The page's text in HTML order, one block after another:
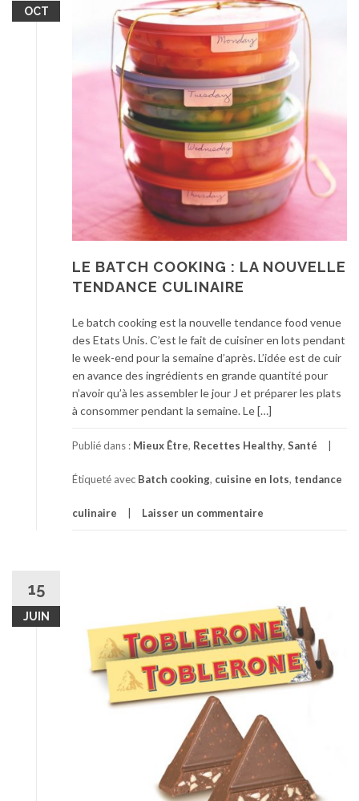
OCT
LE BATCH COOKING : LA NOUVELLE
TENDANCE CULINAIRE
Le batch cooking est la nouvelle tendance food venue
des Etats Unis. C’est le fait de cuisiner en lots pendant
le week-end pour la semaine d’après. L’idée est de cuir
en avance des ingrédients en grande quantité pour
n’avoir qu’à les assembler le jour J et préparer les plats
à consommer pendant la semaine. Le […]
Publié dans : Mieux Être, Recettes Healthy, Santé
Étiqueté avec Batch cooking, cuisine en lots, tendance
culinaire Laisser un commentaire
15
JUIN